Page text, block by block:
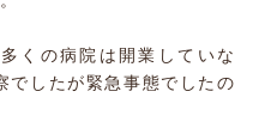
くの病院は開業していな
でしたが緊急事態でしたの